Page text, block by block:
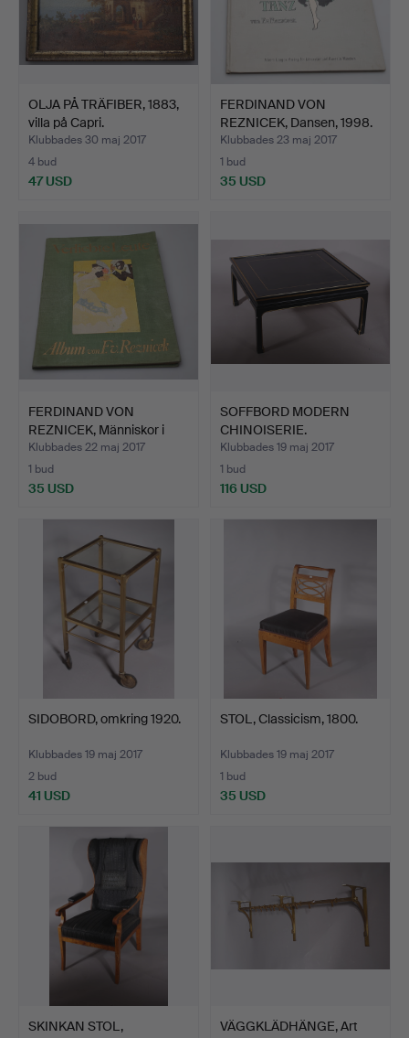
OLJA PÅ TRÄFIBER, 1883,
villa på Capri.
Klubbades 30 maj 2017
4 bud
47 USD
FERDINAND VON
REZNICEK, Dansen, 1998.
Klubbades 23 maj 2017
1 bud
35 USD
FERDINAND VON
REZNICEK, Människor i
kärlek…
Klubbades 22 maj 2017
1 bud
35 USD
SOFFBORD MODERN
CHINOISERIE.
Klubbades 19 maj 2017
1 bud
116 USD
SIDOBORD, omkring 1920.
Klubbades 19 maj 2017
2 bud
41 USD
STOL, Classicism, 1800.
Klubbades 19 maj 2017
1 bud
35 USD
SKINKAN STOL,
VÄGGKLÄDHÄNGE, Art